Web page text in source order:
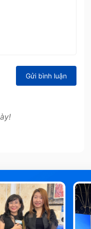
Gửi bình luận